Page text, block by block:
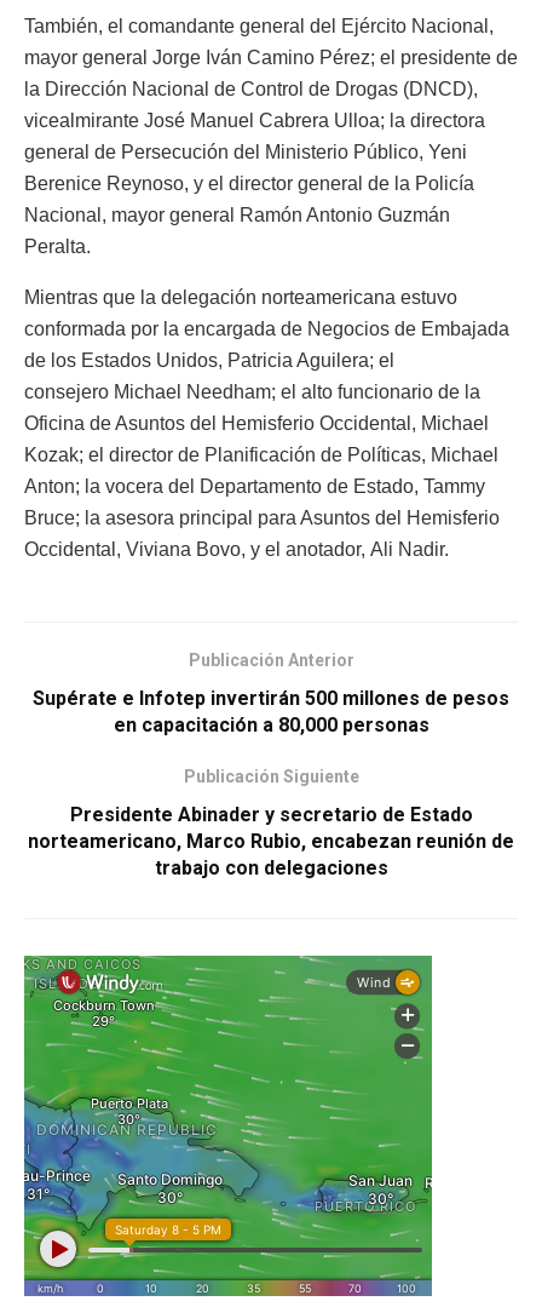
También, el comandante general del Ejército Nacional,
mayor general Jorge Iván Camino Pérez; el presidente de
la Dirección Nacional de Control de Drogas (DNCD),
vicealmirante José Manuel Cabrera Ulloa; la directora
general de Persecución del Ministerio Público, Yeni
Berenice Reynoso, y el director general de la Policía
Nacional, mayor general Ramón Antonio Guzmán
Peralta.
Mientras que la delegación norteamericana estuvo
conformada por la encargada de Negocios de Embajada
de los Estados Unidos, Patricia Aguilera; el
consejero Michael Needham; el alto funcionario de la
Oficina de Asuntos del Hemisferio Occidental, Michael
Kozak; el director de Planificación de Políticas, Michael
Anton; la vocera del Departamento de Estado, Tammy
Bruce; la asesora principal para Asuntos del Hemisferio
Occidental, Viviana Bovo, y el anotador, Ali Nadir.
Publicación Anterior
Supérate e Infotep invertirán 500 millones de pesos
en capacitación a 80,000 personas
Publicación Siguiente
Presidente Abinader y secretario de Estado
norteamericano, Marco Rubio, encabezan reunión de
trabajo con delegaciones